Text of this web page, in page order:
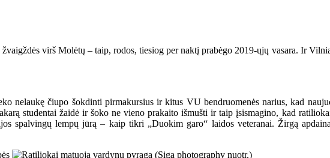
virš Molėtų – taip, rodos, tiesiog per naktį prabėgo 2019-ųjų vasara. Ir
nelaukę čiupo šokdinti pirmakursius ir kitus VU bendruomenės narius, kad
studentai žaidė ir šoko ne vieno prakaito išmušti ir taip įsismagino, kad
spalvingų lempų jūrą – kaip tikri „Duokim garo“ laidos veteranai. Žirgą